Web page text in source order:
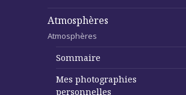
Atmosphères
Atmosphères
Sommaire
Mes photographies
personnelles